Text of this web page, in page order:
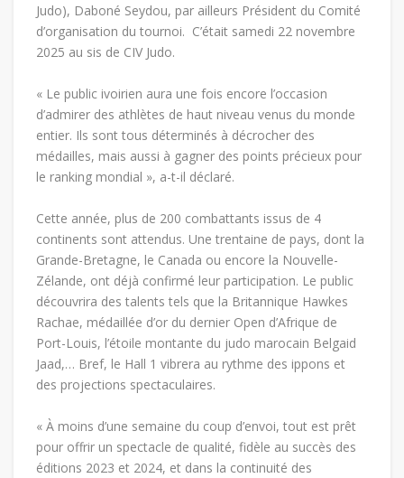
Judo), Daboné Seydou, par ailleurs Président du Comité
d’organisation du tournoi. C’était samedi 22 novembre
2025 au sis de CIV Judo.
« Le public ivoirien aura une fois encore l’occasion
d’admirer des athlètes de haut niveau venus du monde
entier. Ils sont tous déterminés à décrocher des
médailles, mais aussi à gagner des points précieux pour
le ranking mondial », a-t-il déclaré.
Cette année, plus de 200 combattants issus de 4
continents sont attendus. Une trentaine de pays, dont la
Grande-Bretagne, le Canada ou encore la Nouvelle-
Zélande, ont déjà confirmé leur participation. Le public
découvrira des talents tels que la Britannique Hawkes
Rachae, médaillée d’or du dernier Open d’Afrique de
Port-Louis, l’étoile montante du judo marocain Belgaid
Jaad,… Bref, le Hall 1 vibrera au rythme des ippons et
des projections spectaculaires.
« À moins d’une semaine du coup d’envoi, tout est prêt
pour offrir un spectacle de qualité, fidèle au succès des
éditions 2023 et 2024, et dans la continuité des